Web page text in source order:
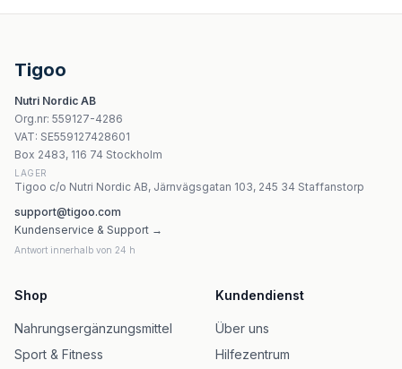
Olimp Chela - Mag B6 Forte Shot 25 ml körsbärssmak
Kenay - Magtein L-Threonate Magnesium - 90 kapslar
Holland & Barrett Aktiverat Kol 1560mg - 120 kapslar
Holland & Barrett - Vitamin B3 Niacin 100 mg - 120
Tigoo
Nutri Nordic AB
Org.nr: 559127-4286
VAT: SE559127428601
Box 2483, 116 74 Stockholm
LAGER
Tigoo c/o Nutri Nordic AB, Järnvägsgatan 103, 245 34 Staffanstorp
support@tigoo.com
Kundenservice & Support →
Antwort innerhalb von 24 h
Shop
Nahrungsergänzungsmittel
Sport & Fitness
Kundendienst
Über uns
Hilfezentrum